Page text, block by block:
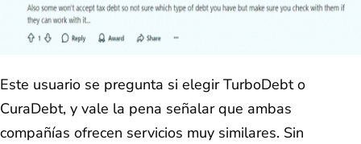
Este usuario se pregunta si elegir TurboDebt o
CuraDebt, y vale la pena señalar que ambas
compañías ofrecen servicios muy similares. Sin